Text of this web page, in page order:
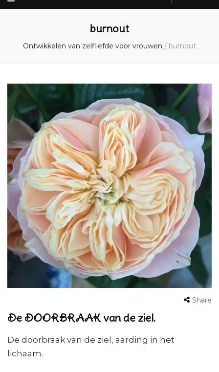
burnout
Ontwikkelen van zelfliefde voor vrouwen / burnout
Share
De DOORBRAAK van de ziel.
De doorbraak van de ziel, aarding in het
lichaam.